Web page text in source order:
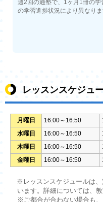
週2回の通塾で、1ヶ月1冊の学
の学習進捗状況により異なりま
レッスンスケジュ
月曜日 16:00～16:50
水曜日
16:00～16:50
木曜日
16:00～16:50
金曜日
16:00～16:50
※レッスンスケジュールは、
います。詳細については、
※ご都合が合わない場合も、